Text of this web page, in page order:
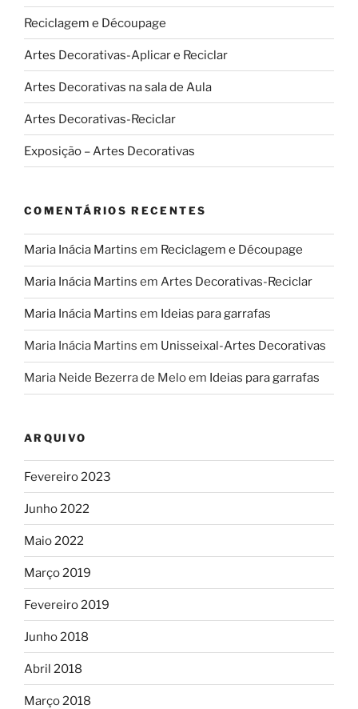
Reciclagem e Découpage
Artes Decorativas-Aplicar e Reciclar
Artes Decorativas na sala de Aula
Artes Decorativas-Reciclar
Exposição – Artes Decorativas
COMENTÁRIOS RECENTES
Maria Inácia Martins em Reciclagem e Découpage
Maria Inácia Martins em Artes Decorativas-Reciclar
Maria Inácia Martins em Ideias para garrafas
Maria Inácia Martins em Unisseixal-Artes Decorativas
Maria Neide Bezerra de Meloem Ideias para garrafas
ARQUIVO
Fevereiro 2023
Junho 2022
Maio 2022
Março 2019
Fevereiro 2019
Junho 2018
Abril 2018
Março 2018